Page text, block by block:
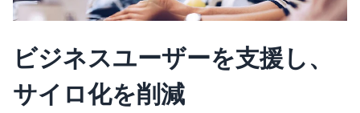
ビジネスユーザーを支援し、
サイロ化を削減